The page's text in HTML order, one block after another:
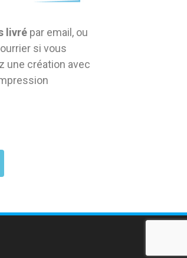
livré par email, ou
si vous
une création avec